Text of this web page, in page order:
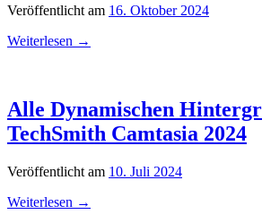
Veröffentlicht am 16. Oktober 2024
Weiterlesen →
Alle Dynamischen
TechSmith Camtasia 2024
Veröffentlicht am 10. Juli 2024
Weiterlesen →